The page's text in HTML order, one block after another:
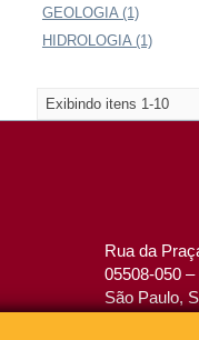
GEOLOGIA (1)
HIDROLOGIA (1)
Exibindo itens 1-10
Rua da
05508-050
São Paulo,